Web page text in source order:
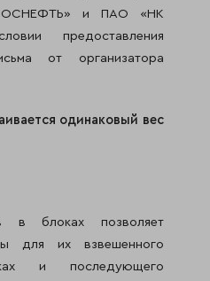
и ПАО «НК
предоставления
от организатора
одинаковый вес
в блоках позволяет
для их взвешенного
и последующего